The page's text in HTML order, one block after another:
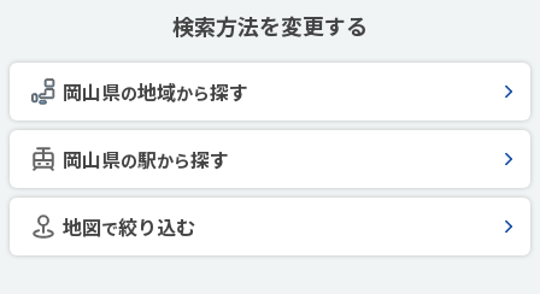
検索方法を変更する
岡山県の地域から探す
岡山県の駅から探す
地図で絞り込む